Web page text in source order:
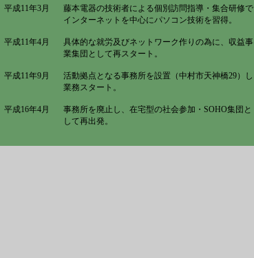
平成11年3月
藤本電器の技術者による個別訪問指導・集合研修で
インターネットを中心にパソコン技術を習得。
平成11年4月
具体的な就労及びネットワーク作りの為に、収益事
業集団として再スタート。
平成11年9月
活動拠点となる事務所を設置（中村市天神橋29）し
業務スタート。
平成16年4月
事務所を廃止し、在宅型の社会参加・SOHO集団と
して再出発。